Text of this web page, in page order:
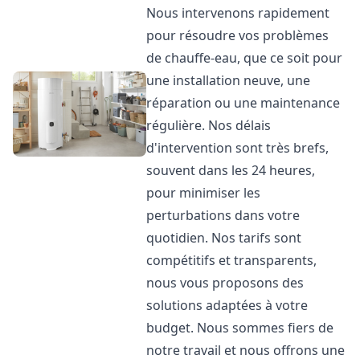
Nous intervenons rapidement
pour résoudre vos problèmes
de chauffe-eau, que ce soit pour
une installation neuve, une
réparation ou une maintenance
régulière. Nos délais
d'intervention sont très brefs,
souvent dans les 24 heures,
pour minimiser les
perturbations dans votre
quotidien. Nos tarifs sont
compétitifs et transparents,
nous vous proposons des
solutions adaptées à votre
budget. Nous sommes fiers de
notre travail et nous offrons une